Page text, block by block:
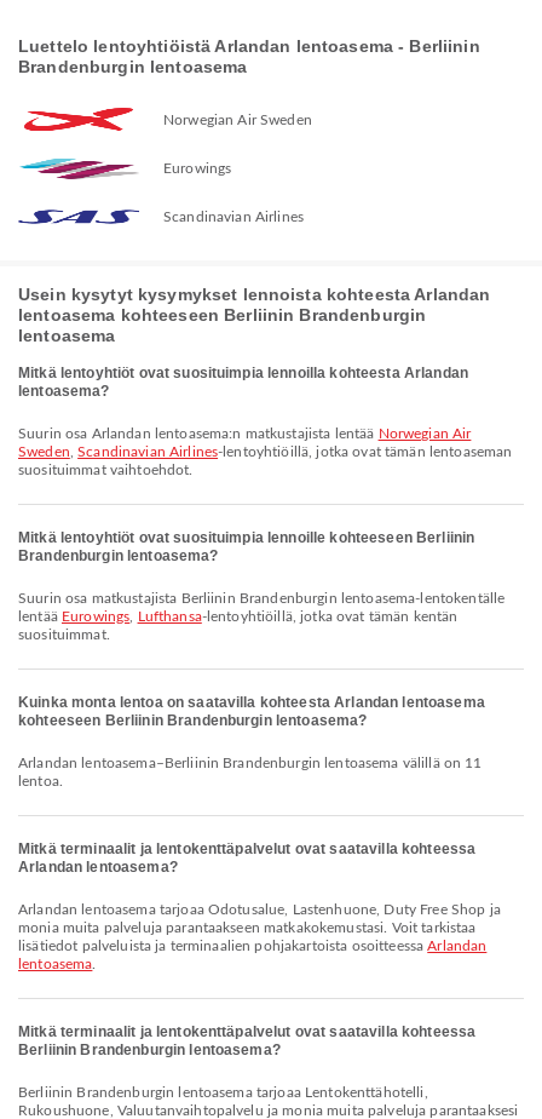
Luettelo lentoyhtiöistä Arlandan lentoasema - Berliinin
Brandenburgin lentoasema
Norwegian Air Sweden
Eurowings
Scandinavian Airlines
Usein kysytyt kysymykset lennoista kohteesta Arlandan
lentoasema kohteeseen Berliinin Brandenburgin
lentoasema
Mitkä lentoyhtiöt ovat suosituimpia lennoilla kohteesta Arlandan
lentoasema?
Suurin osa Arlandan lentoasema:n matkustajista lentää Norwegian Air
Sweden ,Scandinavian Airlines-lentoyhtiöillä, jotka ovat tämän lentoaseman
suosituimmat vaihtoehdot.
Mitkä lentoyhtiöt ovat suosituimpia lennoille kohteeseen Berliinin
Brandenburgin lentoasema?
Suurin osa matkustajista Berliinin Brandenburgin lentoasema-lentokentälle
lentää Eurowings Lufthansa-lentoyhtiöillä, jotka ovat tämän kentän
suosituimmat.
Kuinka monta lentoa on saatavilla kohteesta Arlandan lentoasema
kohteeseen Berliinin Brandenburgin lentoasema?
Arlandan lentoasema–Berliinin Brandenburgin lentoasema välillä on 11
lentoa.
Mitkä terminaalit ja lentokenttäpalvelut ovat saatavilla kohteessa
Arlandan lentoasema?
Arlandan lentoasema tarjoaa Odotusalue, Lastenhuone, Duty Free Shop ja
monia muita palveluja parantaakseen matkakokemustasi. Voit tarkistaa
lisätiedot palveluista ja terminaalien pohjakartoista osoitteessaArlandan
lentoasema
Mitkä terminaalit ja lentokenttäpalvelut ovat saatavilla kohteessa
Berliinin Brandenburgin lentoasema?
Berliinin Brandenburgin lentoasema tarjoaa Lentokenttähotelli,
Rukoushuone, Valuutanvaihtopalvelu ja monia muita palveluja parantaaksesi